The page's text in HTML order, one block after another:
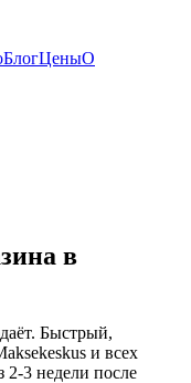
БлогЦеныО
в
Быстрый,
и всех
2-3 недели после